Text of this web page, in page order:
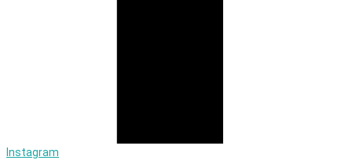
Instagram